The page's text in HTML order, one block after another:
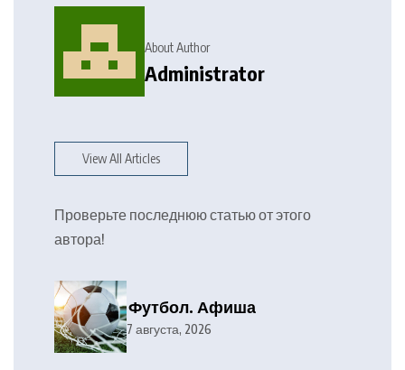
About Author
Administrator
View All Articles
Проверьте последнюю статью от этого
автора!
Футбол. Афиша
7 августа, 2026